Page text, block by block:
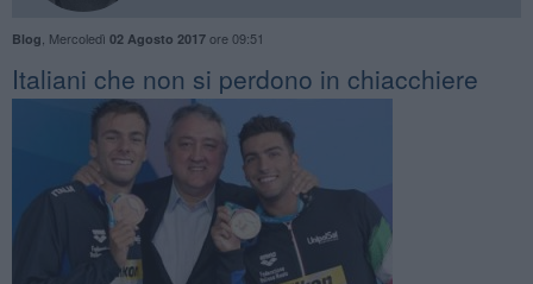
Blog Mercoledì 02 Agosto 2017ore 09:51
Italiani che non si perdono in chiacchiere